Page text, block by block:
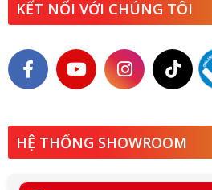
KẾT NỐI VỚI CHÚNG TÔI
HỆ THỐNG SHOWROOM